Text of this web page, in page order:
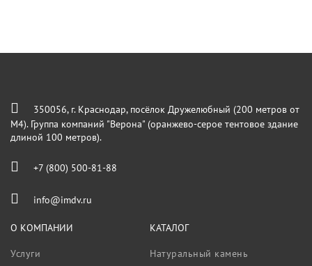
350056, г. Краснодар, посёлок Дружелюбный (200 метров от
М4). Группа компаний "Верона" (оранжево-серое тентовое здание
длиной 100 метров).
+7 (800) 500-81-88
info@imdv.ru
О КОМПАНИИ
Услуги
КАТАЛОГ
Натуральный камень